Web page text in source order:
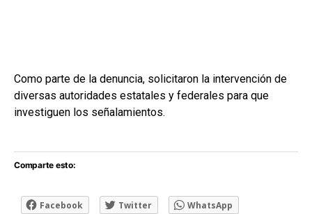
Como parte de la denuncia, solicitaron la intervención de
diversas autoridades estatales y federales para que
investiguen los señalamientos.
Comparte esto:
Facebook Twitter WhatsApp